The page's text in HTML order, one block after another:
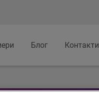
Блог Контакти